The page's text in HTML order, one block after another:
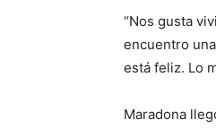
“Nos gusta
encuentro
está feliz. Lo
Maradona